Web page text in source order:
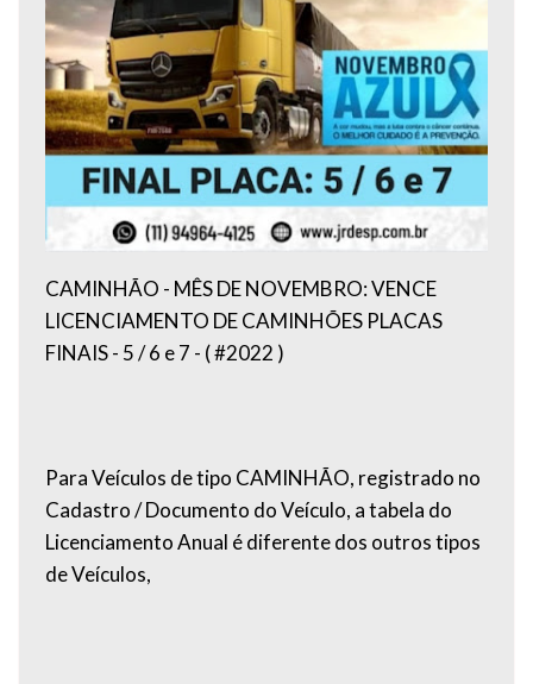
CAMINHÃO - MÊS DE NOVEMBRO: VENCE
LICENCIAMENTO DE CAMINHÕES PLACAS
FINAIS - 5 / 6 e 7 - ( #2022 )
Para Veículos de tipo CAMINHÃO, registrado no
Cadastro / Documento do Veículo, a tabela do
Licenciamento Anual é diferente dos outros tipos
de Veículos,